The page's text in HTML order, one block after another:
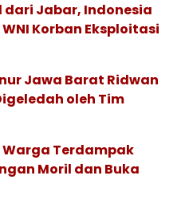
dari Jabar, Indonesia
Korban Eksploitasi
Jawa Barat Ridwan
oleh Tim
Warga Terdampak
Moril dan Buka